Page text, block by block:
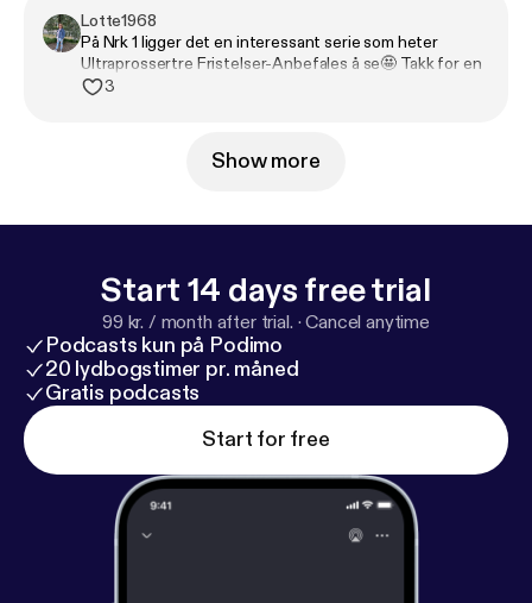
Lotte1968
På Nrk 1 ligger det en interessant serie som heter
Ultraprossertre Fristelser-Anbefales å se🤩 Takk for en
god Podcast🥰 lærer mye av å høre på deg🤗
3
Show more
Start 14 days free trial
99 kr. / month after trial. ·Cancel anytime
Podcasts kun på Podimo
20 lydbogstimer pr. måned
Gratis podcasts
Start for free